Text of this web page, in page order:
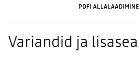
PDFI ALLALAADIMINE
Variandid ja